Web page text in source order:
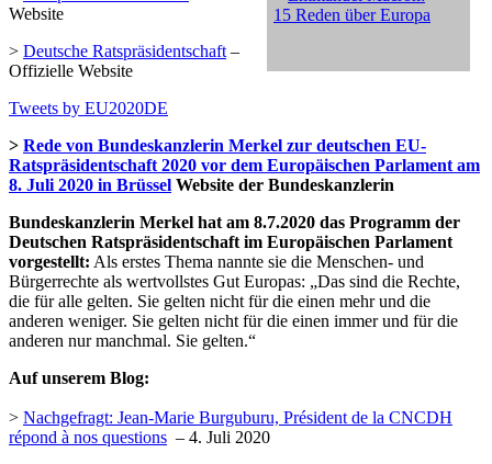
15 Reden über Europa
Website
> Deutsche Ratspräsidentschaft –
Offizielle Website
Tweets by EU2020DE
> Rede von Bundeskanzlerin Merkel zur deutschen EU-
Ratspräsidentschaft 2020 vor dem Europäischen Parlament am
8. Juli 2020 in Brüssel Website der Bundeskanzlerin
Bundeskanzlerin Merkel hat am 8.7.2020 das Programm der
Deutschen Ratspräsidentschaft im Europäischen Parlament
vorgestellt: Als erstes Thema nannte sie die Menschen- und
Bürgerrechte als wertvollstes Gut Europas: „Das sind die Rechte,
die für alle gelten. Sie gelten nicht für die einen mehr und die
anderen weniger. Sie gelten nicht für die einen immer und für die
anderen nur manchmal. Sie gelten.“
Auf unserem Blog:
> Nachgefragt: Jean-Marie Burguburu, Président de la CNCDH
répond à nos questions – 4. Juli 2020